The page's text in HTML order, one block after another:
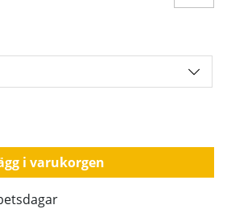
i varukorgen